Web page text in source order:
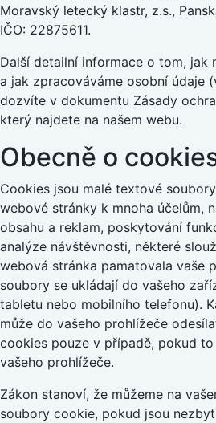
Moravský letecký klastr, z.s.,
IČO: 22875611.
Další detailní informace o tom, jak
a jak zpracováváme osobní údaje
dozvíte v dokumentu Zásady
který najdete na našem webu.
Obecně o
Cookies jsou malé textové
webové stránky k mnoha účelům,
obsahu a reklam, poskytování
analýze návštěvnosti, některé
webová stránka pamatovala vaše
soubory se ukládají do vašeho
tabletu nebo mobilního telefonu).
může do vašeho prohlížeče
cookies pouze v případě, pokud
vašeho prohlížeče.
Zákon stanoví, že můžeme na
soubory cookie, pokud jsou